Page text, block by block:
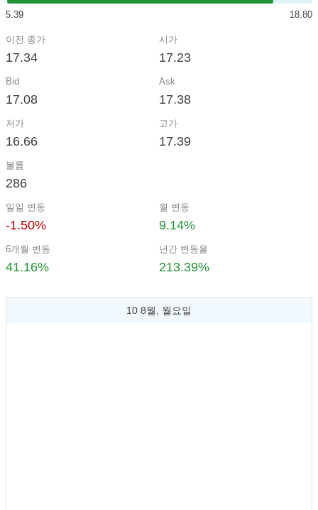
5.39 18.80
이전 종가
17.34
시가
17.23
Bid
17.08
Ask
17.38
저가
16.66
고가
17.39
볼륨
286
일일 변동
-1.50%
월 변동
9.14%
6개월 변동
41.16%
년간 변동율
213.39%
10 8월, 월요일